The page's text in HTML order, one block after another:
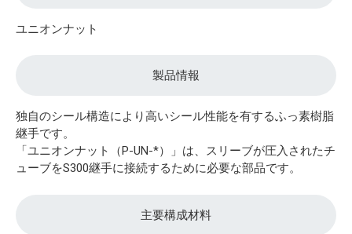
ユニオンナット
製品情報
独自のシール構造により高いシール性能を有するふっ素樹脂
継手です。
「ユニオンナット（P-UN-*）」は、スリーブが圧入されたチ
ューブをS300継手に接続するために必要な部品です。
主要構成材料